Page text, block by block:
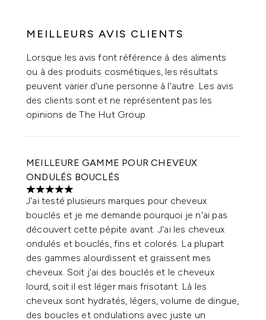
MEILLEURS AVIS CLIENTS
Lorsque les avis font référence à des aliments
ou à des produits cosmétiques, les résultats
peuvent varier d'une personne à l'autre. Les avis
des clients sont et ne représentent pas les
opinions de The Hut Group.
MEILLEURE GAMME POUR CHEVEUX
ONDULÉS BOUCLÉS
5 étoiles sur un maximum de 5
J'ai testé plusieurs marques pour cheveux
bouclés et je me demande pourquoi je n'ai pas
découvert cette pépite avant. J'ai les cheveux
ondulés et bouclés, fins et colorés. La plupart
des gammes alourdissent et graissent mes
cheveux. Soit j'ai des bouclés et le cheveux
lourd, soit il est léger mais frisotant. Là les
cheveux sont hydratés, légers, volume de dingue,
des boucles et ondulations avec juste un